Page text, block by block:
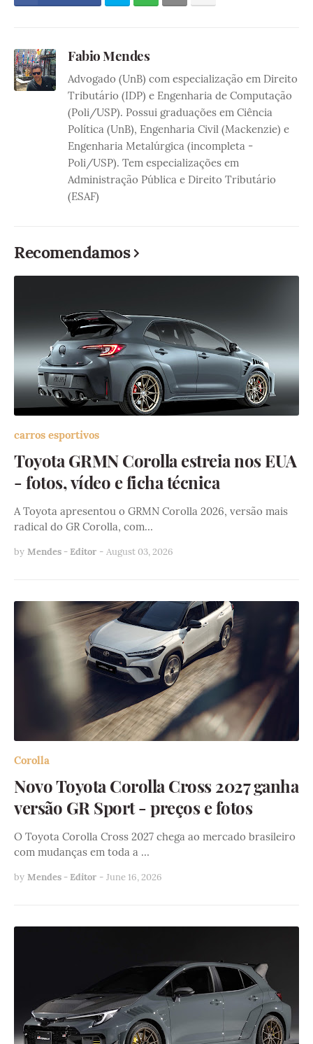
Fabio Mendes
Advogado (UnB) com especialização em Direito
Tributário (IDP) e Engenharia de Computação
(Poli/USP). Possui graduações em Ciência
Política (UnB), Engenharia Civil (Mackenzie) e
Engenharia Metalúrgica (incompleta -
Poli/USP). Tem especializações em
Administração Pública e Direito Tributário
(ESAF)
Recomendamos
carros esportivos
Toyota GRMN Corolla estreia nos EUA
- fotos, vídeo e ficha técnica
A Toyota apresentou o GRMN Corolla 2026, versão mais
radical do GR Corolla, com…
by Mendes - Editor - August 03, 2026
Corolla
Novo Toyota Corolla Cross 2027 ganha
versão GR Sport - preços e fotos
O Toyota Corolla Cross 2027 chega ao mercado brasileiro
com mudanças em toda a …
by Mendes - Editor - June 16, 2026